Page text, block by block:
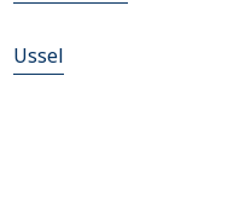
Ussel